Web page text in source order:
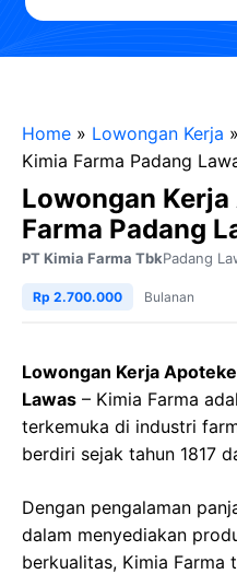
Home » Lowongan Kerja »
Kimia Farma Padang
Lowongan
Farma Padang
PT Kimia Farma TbkPadang
Rp 2.700.000 Bulanan
Lowongan Kerja
Lawas – Kimia Farma
terkemuka di industri
berdiri sejak tahun 1817
Dengan pengalaman
dalam menyediakan
berkualitas, Kimia Farma